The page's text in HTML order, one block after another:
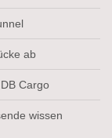
ab
Cargo
wissen